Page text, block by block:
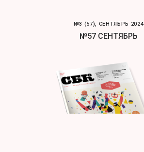
№3 (57), СЕНТЯБРЬ 2024
№57 СЕНТЯБРЬ